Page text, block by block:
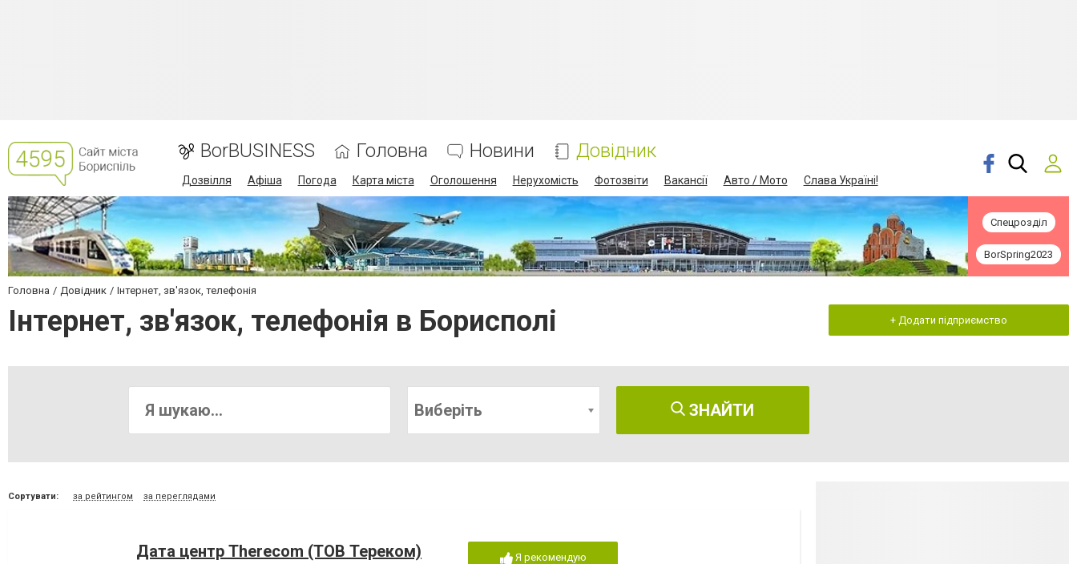
BorBUSINESS Головна Новини Довідник
Дозвілля Афіша Погода Карта міста Оголошення Нерухомість Фотозвіти Вакансії Авто / Мото Слава Україні!
Спецрозділ
BorSpring2023
Головна Довідник Інтернет, зв'язок, телефонія
Інтернет, зв'язок, телефонія в Борисполі + Додати підприємство
Виберіть ЗНАЙТИ
Сортувати: за рейтингом за переглядами
Дата центр Therecom (ТОВ Тереком) Я рекомендую